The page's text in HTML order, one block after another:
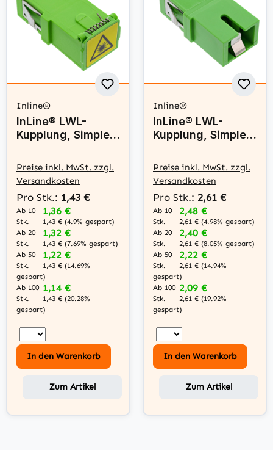
Inline®
InLine® LWL-
Kupplung, Simplex
Keramik-Hülse, mit
Shutter, grün
Preise inkl. MwSt. zzgl.
Versandkosten
Pro Stk.: 1,43 €
Ab 10
Stk.
1,36 €
1,43 € (4.9% gespart)
Ab 20
Stk.
1,32 €
1,43 € (7.69% gespart)
Ab 50
Stk.
1,22 €
1,43 € (14.69%
gespart)
Ab 100
Stk.
1,14 €
1,43 € (20.28%
gespart)
In den Warenkorb
Zum Artikel
Inline®
InLine® LWL-
Kupplung, Simplex
Keramik-Hülse, mit
Shutter intern,
grün
Preise inkl. MwSt. zzgl.
Versandkosten
Pro Stk.: 2,61 €
Ab 10
Stk.
2,48 €
2,61 € (4.98% gespart)
Ab 20
Stk.
2,40 €
2,61 € (8.05% gespart)
Ab 50
Stk.
2,22 €
2,61 € (14.94%
gespart)
Ab 100
Stk.
2,09 €
2,61 € (19.92%
gespart)
In den Warenkorb
Zum Artikel